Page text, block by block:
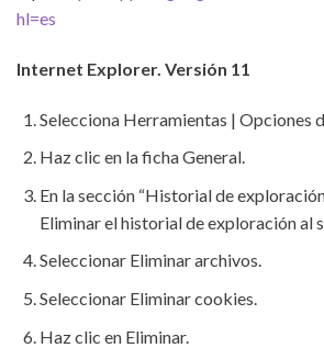
hl=es
Internet Explorer. Versión 11
Selecciona Herramientas | Opciones
Haz clic en la ficha General.
En la sección “Historial de
Eliminar el historial de exploración al
Seleccionar Eliminar archivos.
Seleccionar Eliminar cookies.
Haz clic en Eliminar.